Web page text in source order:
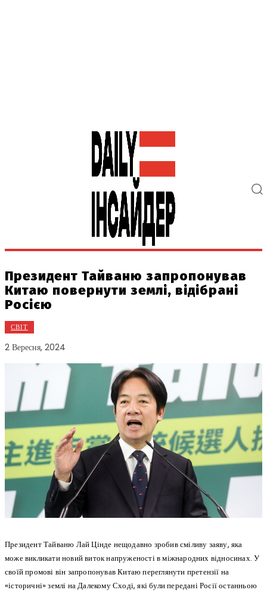
Президент Тайваню запропонував
Китаю повернути землі, відібрані
Росією
СВІТ
2 Вересня, 2024
Президент Тайваню Лай Цінде нещодавно зробив сміливу заяву, яка
може викликати новий виток напруженості в міжнародних відносинах. У
своїй промові він запропонував Китаю переглянути претензії на
«історичні» землі на Далекому Сході, які були передані Росії останньою